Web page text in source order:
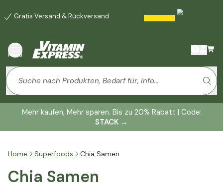
Gratis Versand & Rückversand
Menü
Mehr kaufen, Mehr sparen. Bis zu 20% Rabatt | Code:
STACK →
Home Superfoods Chia Samen
Chia Samen